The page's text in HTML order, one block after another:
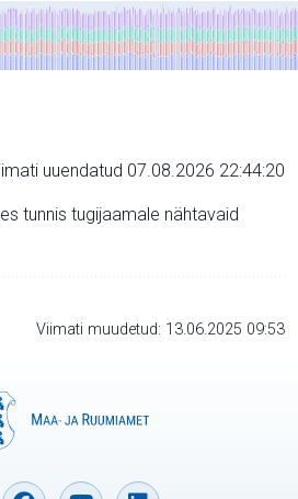
uuendatud 07.08.2026 22:44:20
tunnis tugijaamale nähtavaid
Viimati muudetud: 13.06.2025 09:53